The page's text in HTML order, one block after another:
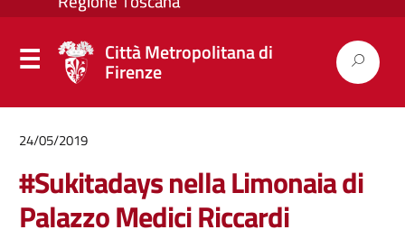
Città Metropolitana di
Firenze
24/05/2019
#Sukitadays nella Limonaia di
Palazzo Medici Riccardi